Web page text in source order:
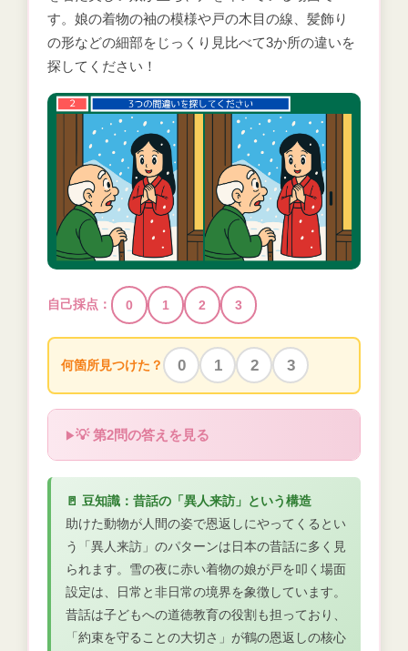
す。娘の着物の袖の模様や戸の木目の線、髪飾り
の形などの細部をじっくり見比べて3か所の違いを
探してください！
自己採点： 0 1 2 3
何箇所見つけた？ 0 1 2 3
💡 第2問の答えを見る
🚪 豆知識：昔話の「異人来訪」という構造
助けた動物が人間の姿で恩返しにやってくるとい
う「異人来訪」のパターンは日本の昔話に多く見
られます。雪の夜に赤い着物の娘が戸を叩く場面
設定は、日常と非日常の境界を象徴しています。
昔話は子どもへの道徳教育の役割も担っており、
「約束を守ることの大切さ」が鶴の恩返しの核心